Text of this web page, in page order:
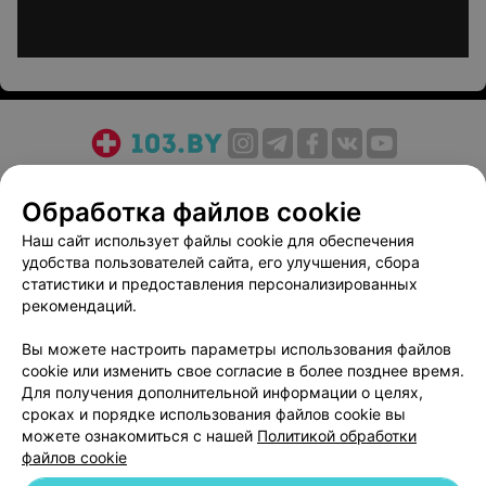
Медицинский маркетинг
Публичный договор
Пользовательское соглашение
Способы оплаты
Вакансии
Партнеры
Написать руководителю 103.by
Персональные настройки cookie
Обработка персональных данных
Обработка файлов cookie
Наш сайт использует файлы cookie для обеспечения
удобства пользователей сайта, его улучшения, сбора
статистики и предоставления персонализированных
рекомендаций.
Вы можете настроить параметры использования файлов
cookie или изменить свое согласие в более позднее время.
Для получения дополнительной информации о целях,
сроках и порядке использования файлов cookie вы
можете ознакомиться с нашей Политикой обработки
файлов cookie